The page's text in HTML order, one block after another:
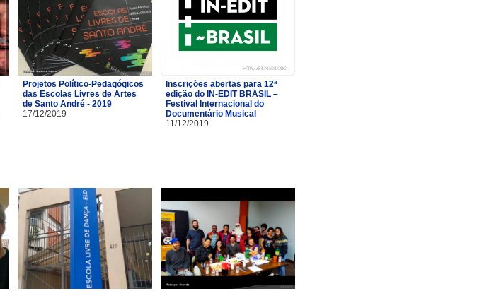
Projetos Político-Pedagógicos
das Escolas Livres de Artes
de Santo André - 2019
17/12/2019
Inscrições abertas para 12ª
edição do IN-EDIT BRASIL –
Festival Internacional do
Documentário Musical
11/12/2019